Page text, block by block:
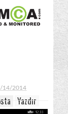
14/2014
Yazdır